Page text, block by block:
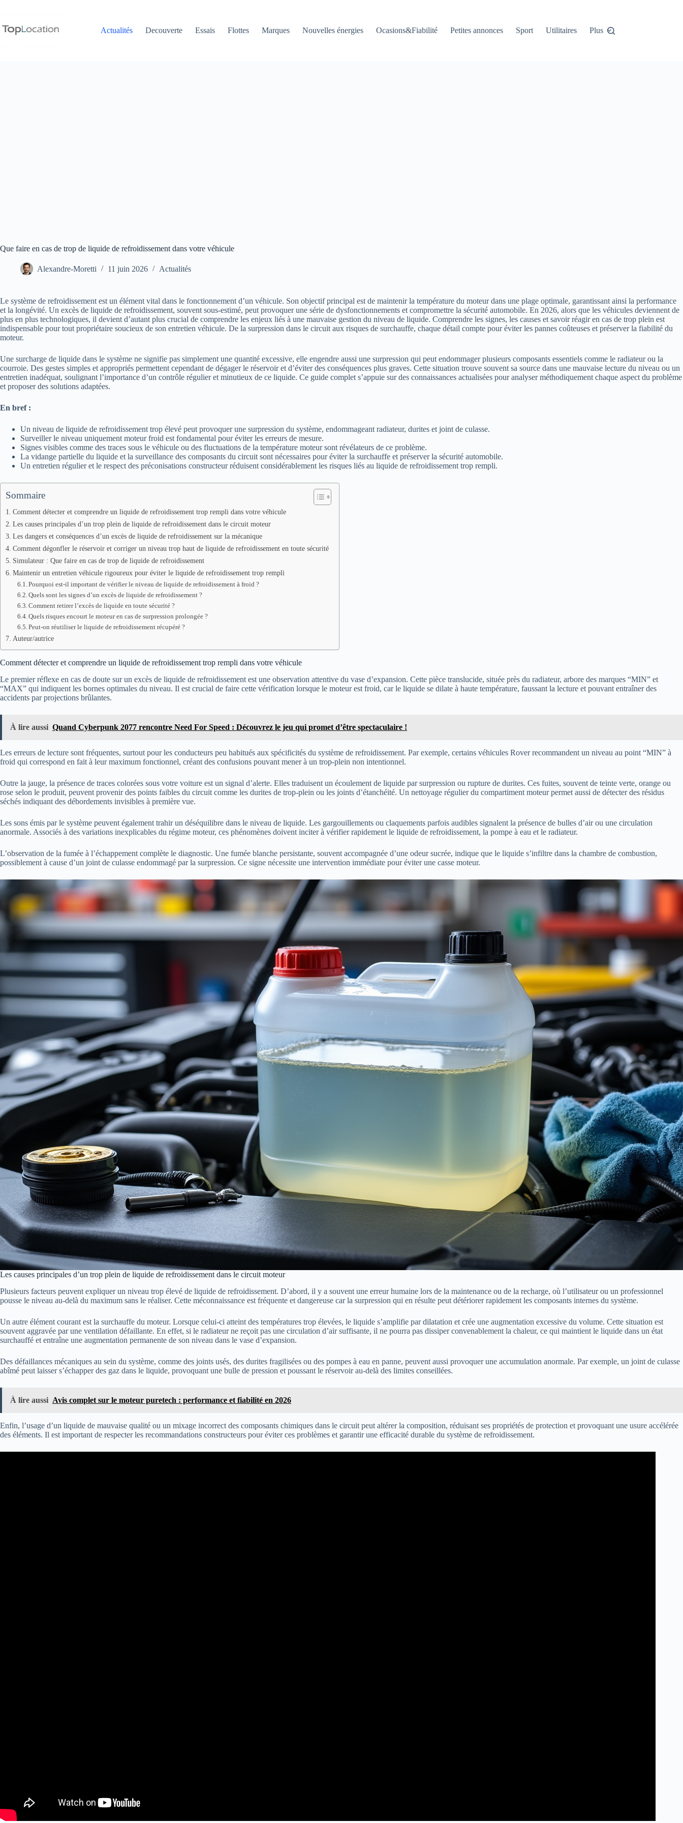
Actualités
Decouverte Essais Flottes Marques Nouvelles énergies Ocasions&Fiabilité Petites annonces Sport Utilitaires Plus
Que faire en cas de trop de liquide de refroidissement dans votre véhicule
Alexandre-Moretti 11 juin 2026 Actualités
Le système de refroidissement est un élément vital dans le fonctionnement d’un véhicule. Son objectif principal est de maintenir la température du moteur dans une plage optimale, garantissant ainsi la performance
et la longévité. Un excès de liquide de refroidissement, souvent sous-estimé, peut provoquer une série de dysfonctionnements et compromettre la sécurité automobile. En 2026, alors que les véhicules deviennent de
plus en plus technologiques, il devient d’autant plus crucial de comprendre les enjeux liés à une mauvaise gestion du niveau de liquide. Comprendre les signes, les causes et savoir réagir en cas de trop plein est
indispensable pour tout propriétaire soucieux de son entretien véhicule. De la surpression dans le circuit aux risques de surchauffe, chaque détail compte pour éviter les pannes coûteuses et préserver la fiabilité du
moteur.
Une surcharge de liquide dans le système ne signifie pas simplement une quantité excessive, elle engendre aussi une surpression qui peut endommager plusieurs composants essentiels comme le radiateur ou la
courroie. Des gestes simples et appropriés permettent cependant de dégager le réservoir et d’éviter des conséquences plus graves. Cette situation trouve souvent sa source dans une mauvaise lecture du niveau ou un
entretien inadéquat, soulignant l’importance d’un contrôle régulier et minutieux de ce liquide. Ce guide complet s’appuie sur des connaissances actualisées pour analyser méthodiquement chaque aspect du problème
et proposer des solutions adaptées.
En bref :
Un niveau de liquide de refroidissement trop élevé peut provoquer une surpression du système, endommageant radiateur, durites et joint de culasse.
Surveiller le niveau uniquement moteur froid est fondamental pour éviter les erreurs de mesure.
Signes visibles comme des traces sous le véhicule ou des fluctuations de la température moteur sont révélateurs de ce problème.
La vidange partielle du liquide et la surveillance des composants du circuit sont nécessaires pour éviter la surchauffe et préserver la sécurité automobile.
Un entretien régulier et le respect des préconisations constructeur réduisent considérablement les risques liés au liquide de refroidissement trop rempli.
Sommaire
Comment détecter et comprendre un liquide de refroidissement trop rempli dans votre véhicule
Les causes principales d’un trop plein de liquide de refroidissement dans le circuit moteur
Les dangers et conséquences d’un excès de liquide de refroidissement sur la mécanique
Comment dégonfler le réservoir et corriger un niveau trop haut de liquide de refroidissement en toute sécurité
Simulateur : Que faire en cas de trop de liquide de refroidissement
Maintenir un entretien véhicule rigoureux pour éviter le liquide de refroidissement trop rempli
Pourquoi est-il important de vérifier le niveau de liquide de refroidissement à froid ?
Quels sont les signes d’un excès de liquide de refroidissement ?
Comment retirer l’excès de liquide en toute sécurité ?
Quels risques encourt le moteur en cas de surpression prolongée ?
Peut-on réutiliser le liquide de refroidissement récupéré ?
Auteur/autrice
Comment détecter et comprendre un liquide de refroidissement trop rempli dans votre véhicule
Le premier réflexe en cas de doute sur un excès de liquide de refroidissement est une observation attentive du vase d’expansion. Cette pièce translucide, située près du radiateur, arbore des marques “MIN” et
“MAX” qui indiquent les bornes optimales du niveau. Il est crucial de faire cette vérification lorsque le moteur est froid, car le liquide se dilate à haute température, faussant la lecture et pouvant entraîner des
accidents par projections brûlantes.
À lire aussi Quand Cyberpunk 2077 rencontre Need For Speed : Découvrez le jeu qui promet d’être spectaculaire !
Les erreurs de lecture sont fréquentes, surtout pour les conducteurs peu habitués aux spécificités du système de refroidissement. Par exemple, certains véhicules Rover recommandent un niveau au point “MIN” à
froid qui correspond en fait à leur maximum fonctionnel, créant des confusions pouvant mener à un trop-plein non intentionnel.
Outre la jauge, la présence de traces colorées sous votre voiture est un signal d’alerte. Elles traduisent un écoulement de liquide par surpression ou rupture de durites. Ces fuites, souvent de teinte verte, orange ou
rose selon le produit, peuvent provenir des points faibles du circuit comme les durites de trop-plein ou les joints d’étanchéité. Un nettoyage régulier du compartiment moteur permet aussi de détecter des résidus
séchés indiquant des débordements invisibles à première vue.
Les sons émis par le système peuvent également trahir un déséquilibre dans le niveau de liquide. Les gargouillements ou claquements parfois audibles signalent la présence de bulles d’air ou une circulation
anormale. Associés à des variations inexplicables du régime moteur, ces phénomènes doivent inciter à vérifier rapidement le liquide de refroidissement, la pompe à eau et le radiateur.
L’observation de la fumée à l’échappement complète le diagnostic. Une fumée blanche persistante, souvent accompagnée d’une odeur sucrée, indique que le liquide s’infiltre dans la chambre de combustion,
possiblement à cause d’un joint de culasse endommagé par la surpression. Ce signe nécessite une intervention immédiate pour éviter une casse moteur.
Les causes principales d’un trop plein de liquide de refroidissement dans le circuit moteur
Plusieurs facteurs peuvent expliquer un niveau trop élevé de liquide de refroidissement. D’abord, il y a souvent une erreur humaine lors de la maintenance ou de la recharge, où l’utilisateur ou un professionnel
pousse le niveau au-delà du maximum sans le réaliser. Cette méconnaissance est fréquente et dangereuse car la surpression qui en résulte peut détériorer rapidement les composants internes du système.
Un autre élément courant est la surchauffe du moteur. Lorsque celui-ci atteint des températures trop élevées, le liquide s’amplifie par dilatation et crée une augmentation excessive du volume. Cette situation est
souvent aggravée par une ventilation défaillante. En effet, si le radiateur ne reçoit pas une circulation d’air suffisante, il ne pourra pas dissiper convenablement la chaleur, ce qui maintient le liquide dans un état
surchauffé et entraîne une augmentation permanente de son niveau dans le vase d’expansion.
Des défaillances mécaniques au sein du système, comme des joints usés, des durites fragilisées ou des pompes à eau en panne, peuvent aussi provoquer une accumulation anormale. Par exemple, un joint de culasse
abîmé peut laisser s’échapper des gaz dans le liquide, provoquant une bulle de pression et poussant le réservoir au-delà des limites conseillées.
À lire aussi Avis complet sur le moteur puretech : performance et fiabilité en 2026
Enfin, l’usage d’un liquide de mauvaise qualité ou un mixage incorrect des composants chimiques dans le circuit peut altérer la composition, réduisant ses propriétés de protection et provoquant une usure accélérée
des éléments. Il est important de respecter les recommandations constructeurs pour éviter ces problèmes et garantir une efficacité durable du système de refroidissement.